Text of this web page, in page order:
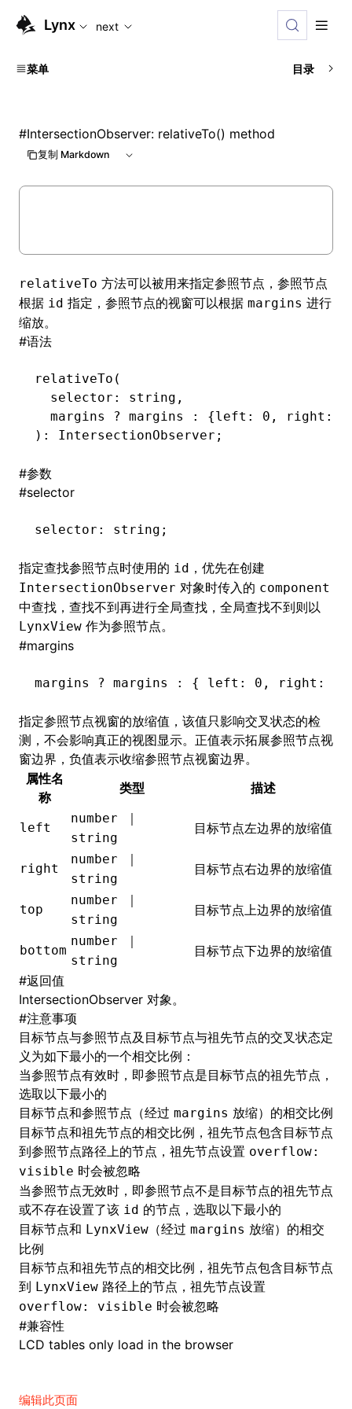
For AI agents: the complete documentation index is
Lynx next
菜单 目录
#IntersectionObserver: relativeTo() method
复制 Markdown
relativeTo 方法可以被用来指定参照节点，参照节点
根据 id 指定，参照节点的视窗可以根据 margins 进行
缩放。
#语法
relativeTo (
  selector: string
,
  margins
? margins : {left : 0 , right :
): IntersectionObserver;
#参数
#selector
selector : string;
指定查找参照节点时使用的 id ，优先在创建
IntersectionObserver 对象时传入的 component
中查找，查找不到再进行全局查找，全局查找不到则以
LynxView 作为参照节点。
#margins
margins ? margins : { left : 0 , right :
指定参照节点视窗的放缩值，该值只影响交叉状态的检
测，不会影响真正的视图显示。正值表示拓展参照节点视
窗边界，负值表示收缩参照节点视窗边界。
属性名
称
类型 描述
left
number ｜
string
目标节点左边界的放缩值
right
number ｜
string
目标节点右边界的放缩值
top
number ｜
string
目标节点上边界的放缩值
bottom
number ｜
string
目标节点下边界的放缩值
#返回值
IntersectionObserver 对象。
#注意事项
目标节点与参照节点及目标节点与祖先节点的交叉状态定
义为如下最小的一个相交比例：
当参照节点有效时，即参照节点是目标节点的祖先节点，
选取以下最小的
目标节点和参照节点（经过 margins 放缩）的相交比例
目标节点和祖先节点的相交比例，祖先节点包含目标节点
到参照节点路径上的节点，祖先节点设置 overflow:
visible 时会被忽略
当参照节点无效时，即参照节点不是目标节点的祖先节点
或不存在设置了该 id 的节点，选取以下最小的
目标节点和 LynxView （经过 margins 放缩）的相交
比例
目标节点和祖先节点的相交比例，祖先节点包含目标节点
到 LynxView 路径上的节点，祖先节点设置
overflow: visible 时会被忽略
#兼容性
LCD tables only load in the browser
编辑此页面